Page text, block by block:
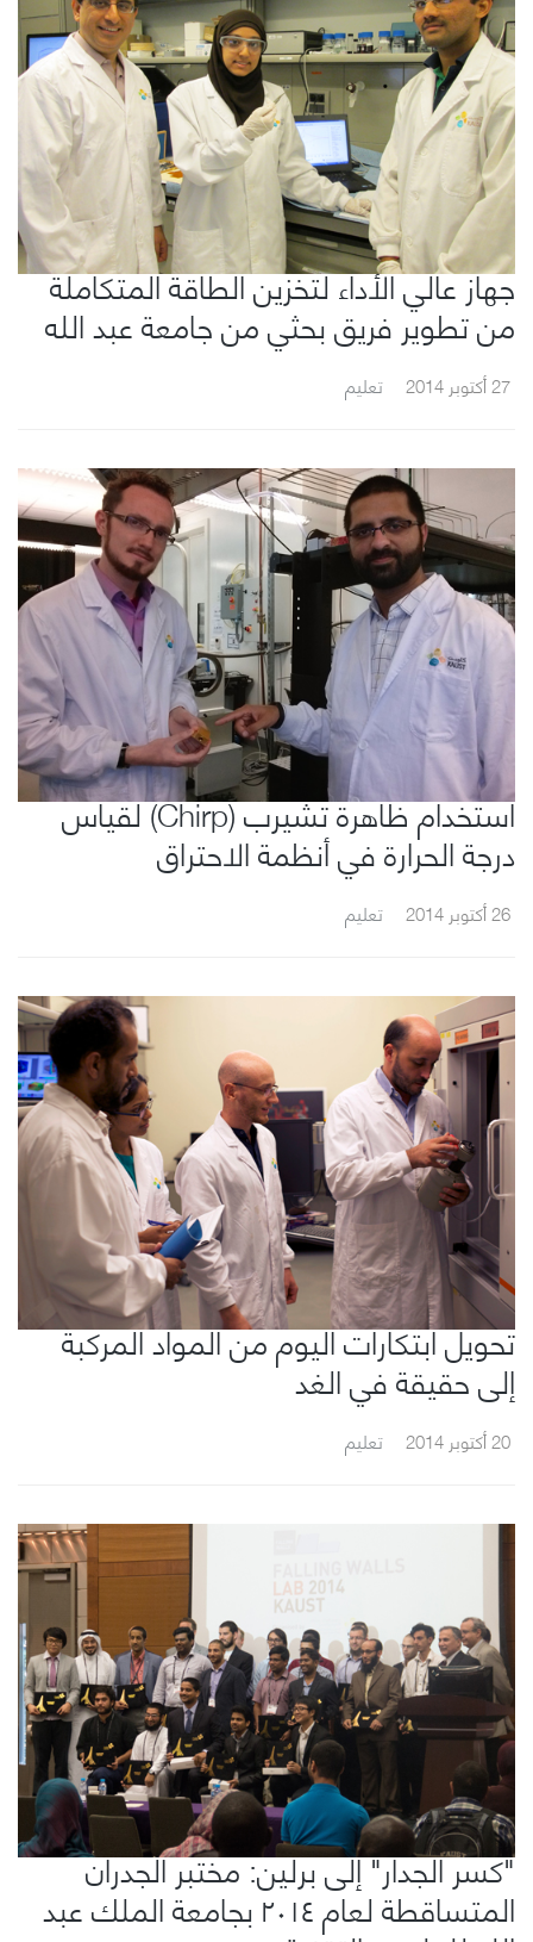
جهاز عالي الأداء لتخزين الطاقة المتكاملة
من تطوير فريق بحثي من جامعة عبد الله
27 أكتوبر 2014 تعليم
استخدام ظاهرة تشيرب (Chirp) لقياس
درجة الحرارة في أنظمة الاحتراق
26 أكتوبر 2014 تعليم
تحويل ابتكارات اليوم من المواد المركبة
إلى حقيقة في الغد
20 أكتوبر 2014 تعليم
"كسر الجدار" إلى برلين: مختبر الجدران
المتساقطة لعام ٢٠١٤ بجامعة الملك عبد